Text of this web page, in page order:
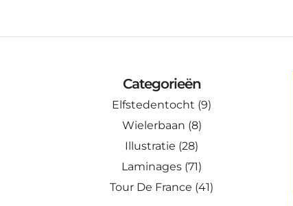
Categorieën
Elfstedentocht (9)
Wielerbaan (8)
Illustratie (28)
Laminages (71)
Tour De France (41)